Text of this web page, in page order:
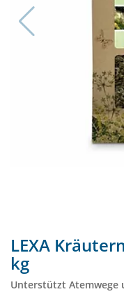
LEXA
kg
Unterstützt Atemwege